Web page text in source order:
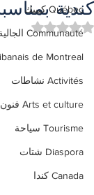
Québec كيبيك
Communauté الجالية
de Montreal
Activités نشاطات
Arts et culture فنون وثقافة
Tourisme سياحة
Diaspora شتات
Canada كندا
كندية
تم التقييم بـ ليس